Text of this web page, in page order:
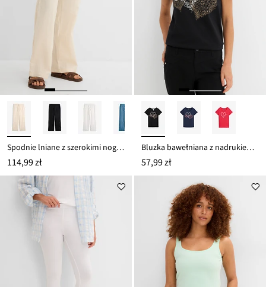
Spodnie lniane z szerokimi nogawkami
114,99 zł
Bluzka bawełniana z nadrukiem serca z bawełny organicznej
57,99 zł